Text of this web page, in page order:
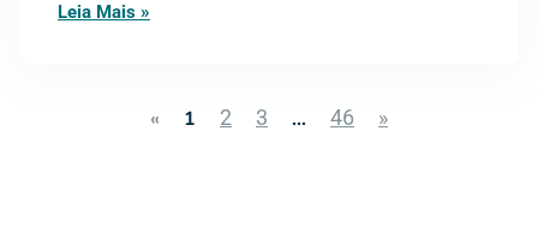
Leia Mais »
« 1 2 3 … 46 »